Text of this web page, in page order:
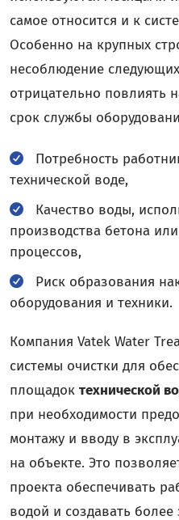
самое относится и к
Особенно на крупных
несоблюдение
отрицательно повлиять
срок службы
Потребность
технической воде,
Качество воды,
производства бетона
процессов,
Риск образования
оборудования и техники.
Компания Vatek Water
системы очистки для
площадок технической
при необходимости
монтажу и вводу в
на объекте. Это
проекта обеспечивать
водой и создавать